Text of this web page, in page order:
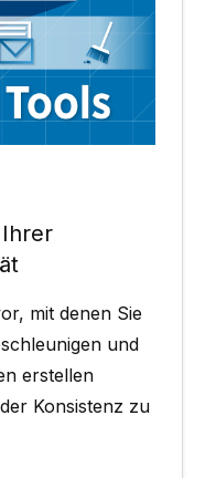
mit denen Sie
und
erstellen
Konsistenz zu